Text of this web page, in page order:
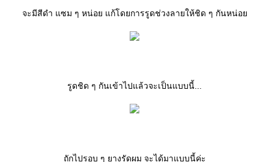
จะมีสีดำ แซม ๆ หน่อย แก้โดยการรูดช่วงลายให้ชิด ๆ กันหน่อ
รูดชิด ๆ กันเข้าไปแล้วจะเป็นแบบนี้...
ถักไปรอบ ๆ ยางรัดผม จะได้มาแบบนี้ค่ะ